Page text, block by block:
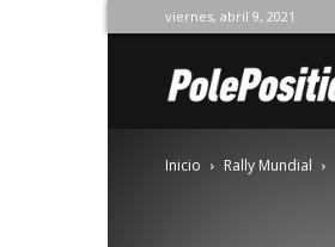
viernes, abril 9, 2021
Inicio Rally Mundial